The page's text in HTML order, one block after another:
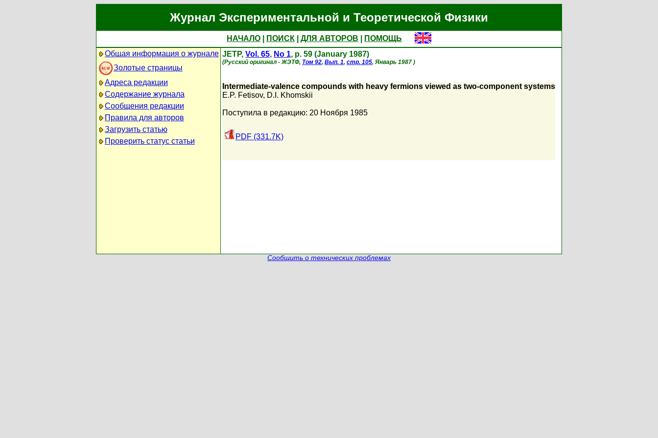
Журнал Экспериментальной и Теоретической Физики
НАЧАЛО ПОИСК ДЛЯ АВТОРОВ
ПОМОЩЬ
Общая информация о журнале
Золотые страницы
Адреса редакции
Содержание журнала
Сообщения редакции
Правила для авторов
Загрузить статью
Проверить статус статьи
JETP, Vol. 65, No 1, p. 59 (January 1987)
(Русский оригинал - ЖЭТФ, Том 92, Вып. 1, стр. 105, Январь 1987 )
Intermediate-valence compounds with heavy fermions viewed as two-component systems
E.P. Fetisov, D.I. Khomskii
Поступила в редакцию: 20 Ноября 1985
PDF (331.7K)
Сообщить о технических проблемах